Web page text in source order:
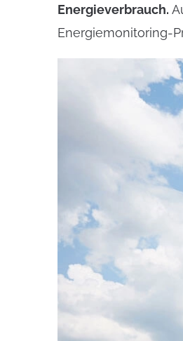
Energieverbrauch.
Energiemonitoring-